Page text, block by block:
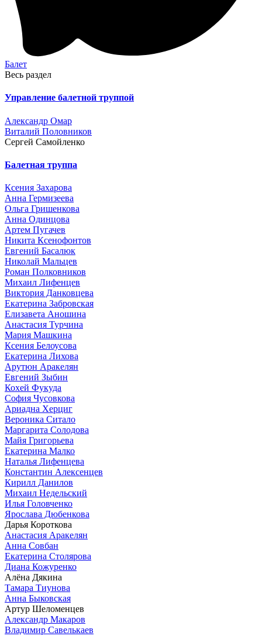
Балет
Весь раздел
Управление балетной труппой
Александр Омар
Виталий Половников
Сергей Самойленко
Балетная труппа
Ксения Захарова
Анна Гермизеева
Ольга Гришенкова
Анна Одинцова
Артем Пугачев
Никита Ксенофонтов
Евгений Басалюк
Николай Мальцев
Роман Полковников
Михаил Лифенцев
Виктория Данковцева
Екатерина Забровская
Елизавета Аношина
Анастасия Турчина
Мария Машкина
Ксения Белоусова
Екатерина Лихова
Арутюн Аракелян
Евгений Зыбин
Кохей Фукуда
София Чусовкова
Ариадна Херциг
Вероника Ситало
Маргарита Солодова
Майя Григорьева
Екатерина Малко
Наталья Лифенцева
Константин Алексенцев
Кирилл Данилов
Михаил Недельский
Илья Головченко
Ярослава Дюбенкова
Дарья Короткова
Анастасия Аракелян
Анна Совбан
Екатерина Столярова
Диана Кожуренко
Алёна Дякина
Тамара Тиунова
Анна Быковская
Артур Шеломенцев
Александр Макаров
Владимир Савелькаев